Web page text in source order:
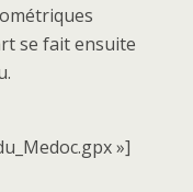
se fait ensuite
»]